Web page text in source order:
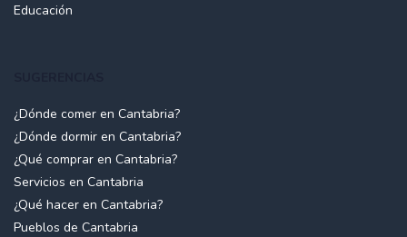
Educación
¿Dónde comer en Cantabria?
¿Dónde dormir en Cantabria?
¿Qué comprar en Cantabria?
Servicios en Cantabria
¿Qué hacer en Cantabria?
Pueblos de Cantabria